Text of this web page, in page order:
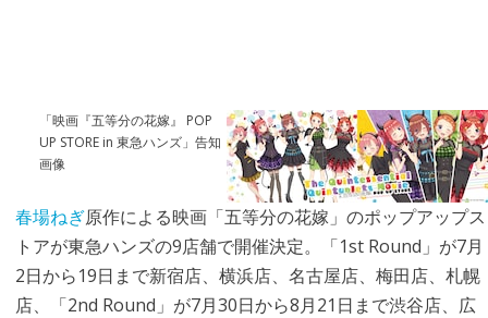
「映画『五等分の花嫁』 POP
UP STORE in 東急ハンズ」告知
画像
春場ねぎ原作による映画「五等分の花嫁」のポップアップス
トアが東急ハンズの9店舗で開催決定。「1st Round」が7月
2日から19日まで新宿店、横浜店、名古屋店、梅田店、札幌
店、「2nd Round」が7月30日から8月21日まで渋谷店、広